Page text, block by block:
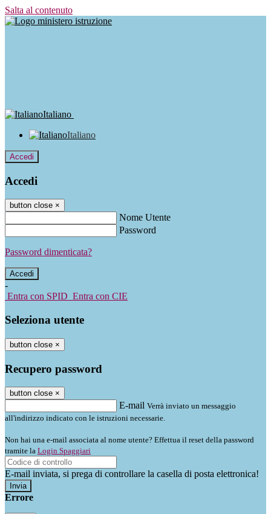
Salta al contenuto
Italiano
Italiano
Accedi
Accedi
button close ×
Nome Utente
Password
Password dimenticata?
-
Entra con SPID Entra con CIE
Seleziona utente
button close ×
Recupero password
button close ×
E-mail Verrà inviato un messaggio
all'indirizzo indicato con le istruzioni necessarie.
Non hai una e-mail associata al nome utente? Effettua il reset della password
tramite la Login Spaggiari
E-mail inviata, si prega di controllare la casella di posta elettronica!
Errore